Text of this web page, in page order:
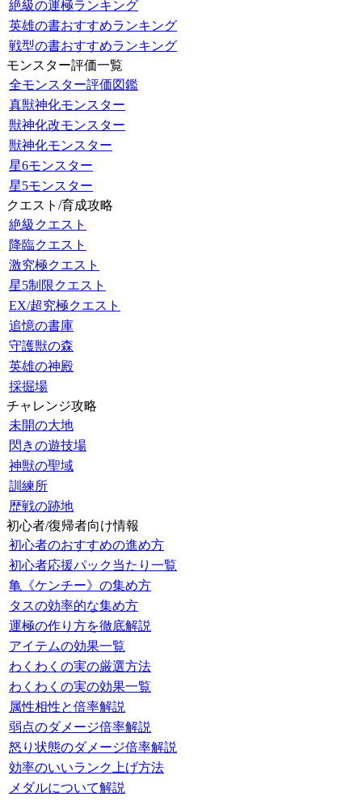
絶級の運極ランキング
英雄の書おすすめランキング
戦型の書おすすめランキング
モンスター評価一覧
全モンスター評価図鑑
真獣神化モンスター
獣神化改モンスター
獣神化モンスター
星6モンスター
星5モンスター
クエスト/育成攻略
絶級クエスト
降臨クエスト
激究極クエスト
星5制限クエスト
EX/超究極クエスト
追憶の書庫
守護獣の森
英雄の神殿
採掘場
チャレンジ攻略
未開の大地
閃きの遊技場
神獣の聖域
訓練所
歴戦の跡地
初心者/復帰者向け情報
初心者のおすすめの進め方
初心者応援パック当たり一覧
亀《ケンチー》の集め方
タスの効率的な集め方
運極の作り方を徹底解説
アイテムの効果一覧
わくわくの実の厳選方法
わくわくの実の効果一覧
属性相性と倍率解説
弱点のダメージ倍率解説
怒り状態のダメージ倍率解説
効率のいいランク上げ方法
メダルについて解説